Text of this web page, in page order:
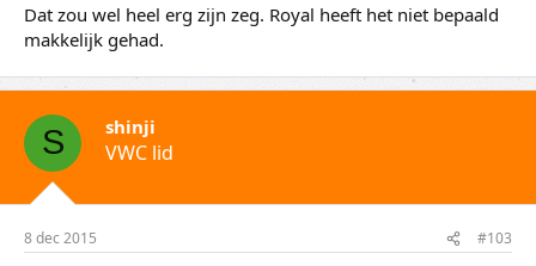
Dat zou wel heel erg zijn zeg. Royal heeft het niet bepaald
makkelijk gehad.
S shinji
VWC lid
8 dec 2015 #103